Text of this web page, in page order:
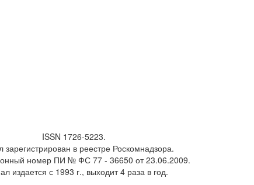
ISSN 1726-5223.
в реестре Роскомнадзора.
номер ПИ № ФС 77 - 36650 от 23.06.2009.
издается с 1993 г., выходит 4 раза в год.